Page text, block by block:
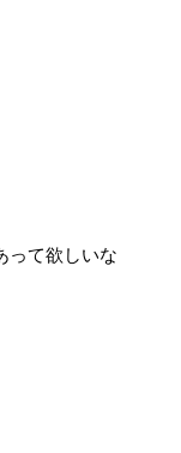
って欲しいな